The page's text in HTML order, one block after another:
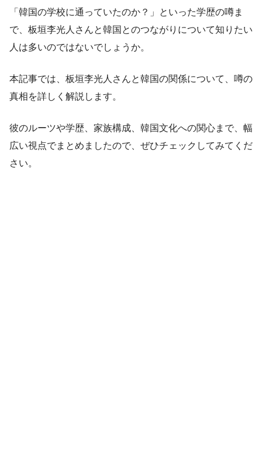
「韓国の学校に通っていたのか？」といった学歴の噂ま
で、板垣李光人さんと韓国とのつながりについて知りたい
人は多いのではないでしょうか。
本記事では、板垣李光人さんと韓国の関係について、噂の
真相を詳しく解説します。
彼のルーツや学歴、家族構成、韓国文化への関心まで、幅
広い視点でまとめましたので、ぜひチェックしてみてくだ
さい。